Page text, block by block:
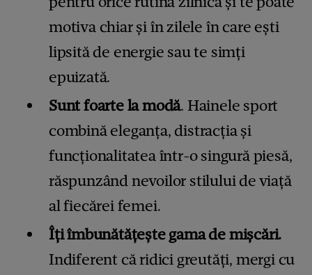
motiva chiar și în zilele în care ești
lipsită de energie sau te simți
epuizată.
Sunt foarte la modă. Hainele sport
combină eleganța, distracția și
funcționalitatea într-o singură piesă,
răspunzând nevoilor stilului de viață
al fiecărei femei.
Îți îmbunătățește gama de mișcări.
Indiferent că ridici greutăți, mergi cu